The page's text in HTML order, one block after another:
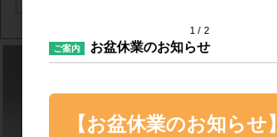
1 2
ご案内 お盆休業のお知らせ
【お盆休業のお知らせ】